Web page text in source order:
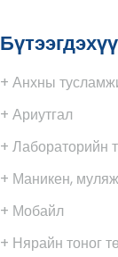
+ Анхны
+ Ариутгал
+ Лабораторийн
+ Маникен, муляж
+ Мобайл
+ Нярайн тоног